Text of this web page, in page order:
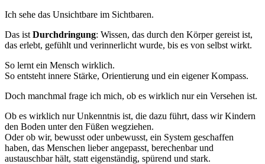
Ich sehe das Unsichtbare im Sichtbaren.
Das ist Durchdringung: Wissen, das durch den Körper gereist ist,
das erlebt, gefühlt und verinnerlicht wurde, bis es von selbst wirkt.
So lernt ein Mensch wirklich.
So entsteht innere Stärke, Orientierung und ein eigener Kompass.
Doch manchmal frage ich mich, ob es wirklich nur ein Versehen ist.
Ob es wirklich nur Unkenntnis ist, die dazu führt, dass wir Kindern
den Boden unter den Füßen wegziehen.
Oder ob wir, bewusst oder unbewusst, ein System geschaffen
haben, das Menschen lieber angepasst, berechenbar und
austauschbar hält, statt eigenständig, spürend und stark.